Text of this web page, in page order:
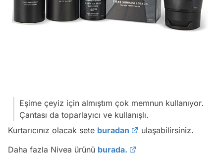
Eşime çeyiz için almıştım çok memnun kullanıyor.
Çantası da toparlayıcı ve kullanışlı.
Kurtarıcınız olacak sete buradan
ulaşabilirsiniz.
Daha fazla Nivea ürünü burada.